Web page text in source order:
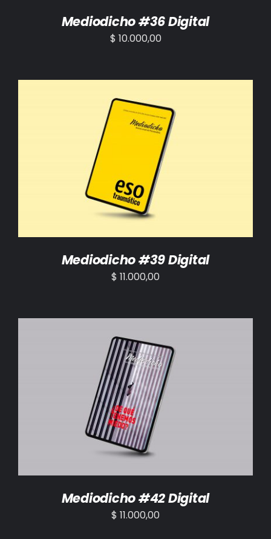
Mediodicho #36 Digital
$ 10.000,00
AÑADIR AL CARRITO /
Mediodicho #39 Digital
$ 11.000,00
AÑADIR AL CARRITO /
Mediodicho #42 Digital
$ 11.000,00